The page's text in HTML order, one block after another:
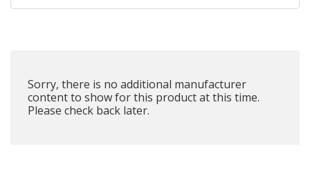
reste
Sorry, there is no additional manufacturer
content to show for this product at this time.
Please check back later.